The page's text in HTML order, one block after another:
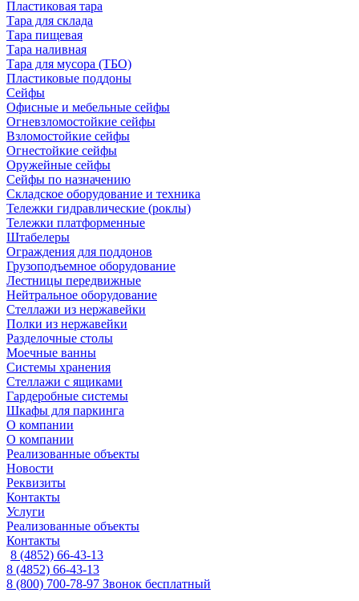
Пластиковая тара
Тара для склада
Тара пищевая
Тара наливная
Тара для мусора (ТБО)
Пластиковые поддоны
Сейфы
Офисные и мебельные сейфы
Огневзломостойкие сейфы
Взломостойкие сейфы
Огнестойкие сейфы
Оружейные сейфы
Сейфы по назначению
Складское оборудование и техника
Тележки гидравлические (роклы)
Тележки платформенные
Штабелеры
Ограждения для поддонов
Грузоподъемное оборудование
Лестницы передвижные
Нейтральное оборудование
Стеллажи из нержавейки
Полки из нержавейки
Разделочные столы
Моечные ванны
Системы хранения
Стеллажи с ящиками
Гардеробные системы
Шкафы для паркинга
О компании
О компании
Реализованные объекты
Новости
Реквизиты
Контакты
Услуги
Реализованные объекты
Контакты
8 (4852) 66-43-13
8 (4852) 66-43-13
8 (800) 700-78-97 Звонок бесплатный